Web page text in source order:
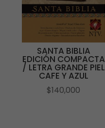
SANTA BIBLIA
EDICIÓN COMPACTA
/ LETRA GRANDE PIEL
CAFE Y AZUL
$140,000